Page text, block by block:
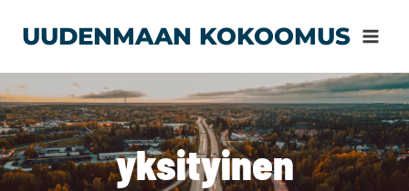
sisältöön
UUDENMAAN KOKOOMUS
yksityinen